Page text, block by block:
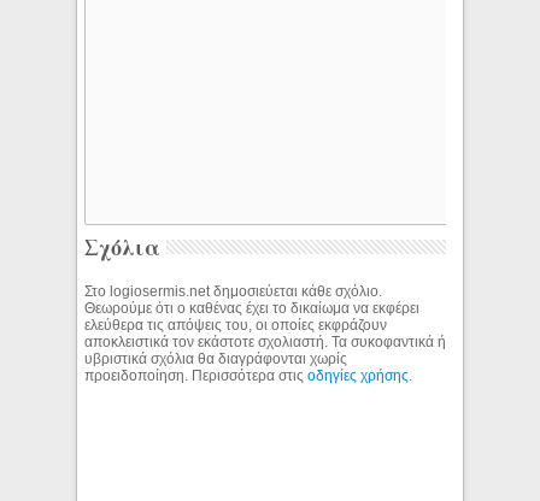
Σχόλια
Στο logiosermis.net δημοσιεύεται κάθε σχόλιο.
Θεωρούμε ότι ο καθένας έχει το δικαίωμα να εκφέρει
ελεύθερα τις απόψεις του, οι οποίες εκφράζουν
αποκλειστικά τον εκάστοτε σχολιαστή. Τα συκοφαντικά ή
υβριστικά σχόλια θα διαγράφονται χωρίς
προειδοποίηση. Περισσότερα στιςοδηγίες χρήσης